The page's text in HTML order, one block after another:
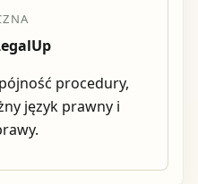
procedury,
język prawny i